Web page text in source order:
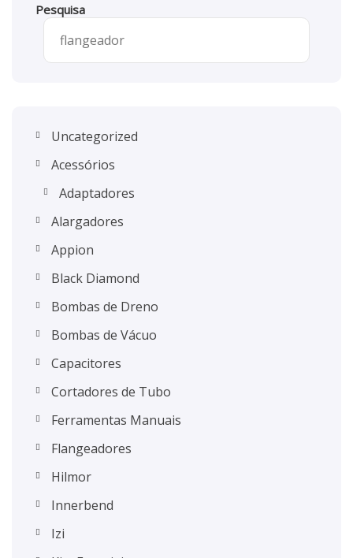
Pesquisa
Uncategorized
Acessórios
Adaptadores
Alargadores
Appion
Black Diamond
Bombas de Dreno
Bombas de Vácuo
Capacitores
Cortadores de Tubo
Ferramentas Manuais
Flangeadores
Hilmor
Innerbend
Izi